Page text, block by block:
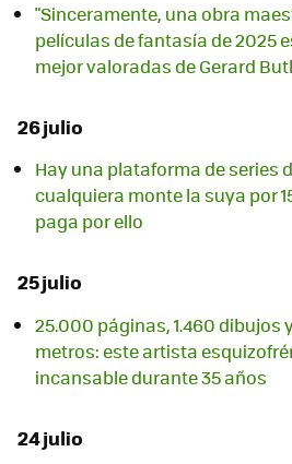
"Sinceramente, una obra
películas de fantasía de 2025
mejor valoradas de Gerard
26 julio
Hay una plataforma de series
cualquiera monte la suya por
paga por ello
25 julio
25.000 páginas, 1.460 dibujos
metros: este artista
incansable durante 35 años
24 julio